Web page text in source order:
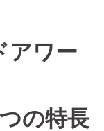
アワー
の特長